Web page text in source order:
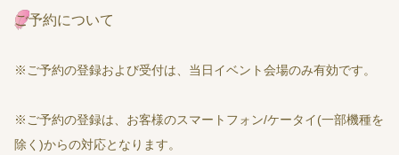
ご予約について
※ご予約の登録および受付は、当日イベント会場のみ有効です。
※ご予約の登録は、お客様のスマートフォン/ケータイ(一部機種を
除く)からの対応となります。